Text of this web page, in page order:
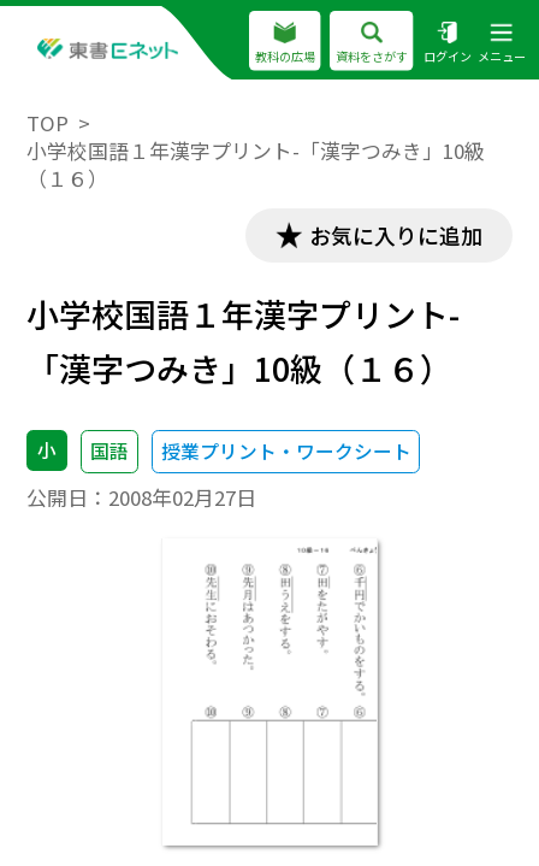
教科の広場 資料をさがす ログイン メニュー
TOP
小学校国語１年漢字プリント-「漢字つみき」10級
（１６）
お気に入りに追加
小学校国語１年漢字プリント-
「漢字つみき」10級（１６）
小 国語 授業プリント・ワークシート
公開日： 2008年02月27日